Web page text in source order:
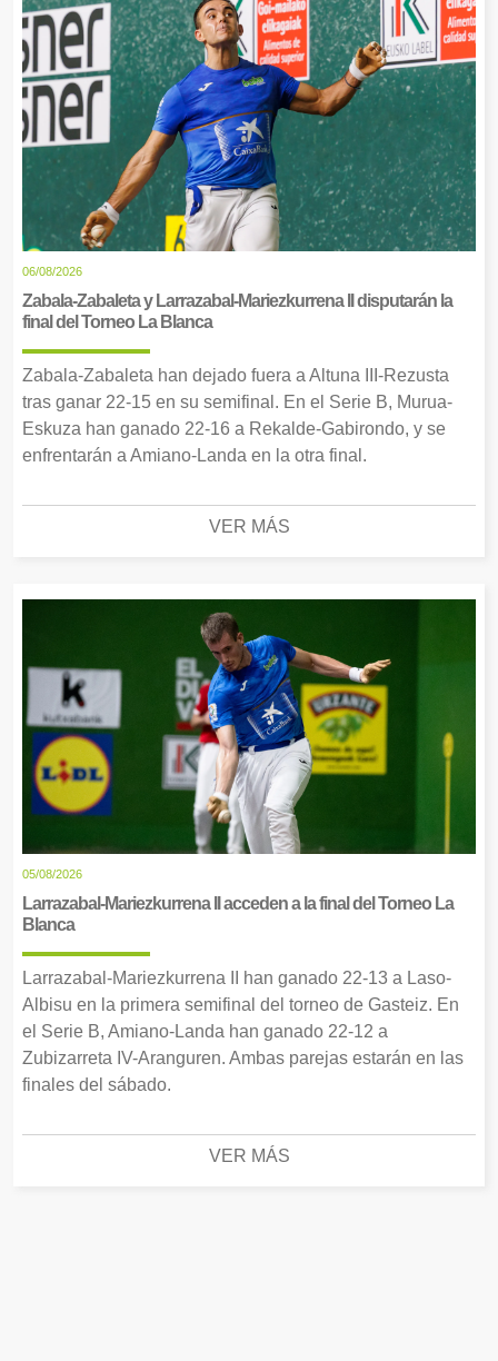
06/08/2026
Zabala-Zabaleta y Larrazabal-Mariezkurrena II disputarán la
final del Torneo La Blanca
Zabala-Zabaleta han dejado fuera a Altuna III-Rezusta
tras ganar 22-15 en su semifinal. En el Serie B, Murua-
Eskuza han ganado 22-16 a Rekalde-Gabirondo, y se
enfrentarán a Amiano-Landa en la otra final.
VER MÁS
05/08/2026
Larrazabal-Mariezkurrena II acceden a la final del Torneo La
Blanca
Larrazabal-Mariezkurrena II han ganado 22-13 a Laso-
Albisu en la primera semifinal del torneo de Gasteiz. En
el Serie B, Amiano-Landa han ganado 22-12 a
Zubizarreta IV-Aranguren. Ambas parejas estarán en las
finales del sábado.
VER MÁS